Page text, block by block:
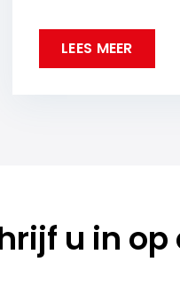
LEES MEER
u in